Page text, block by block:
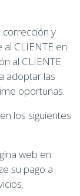
corrección y
CLIENTE en
al CLIENTE
adoptar las
oportunas.
los siguientes
web en
su pago a